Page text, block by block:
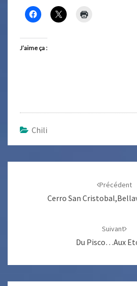
J’aime ça :
Chili
Précédent
Cerro San
Suivant
Du Pisco…aux